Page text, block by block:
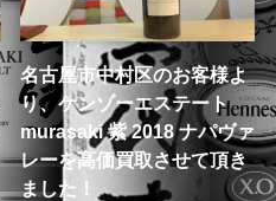
名古屋市中村区のお客様よ
り、ケンゾーエステート
murasaki 紫 2018 ナパヴァ
レーを高価買取させて頂き
ました！